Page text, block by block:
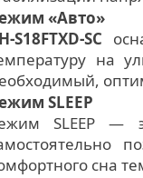
«Авто»
S18FTXD-SC
на
SLЕЕР
SLЕЕР —
сна